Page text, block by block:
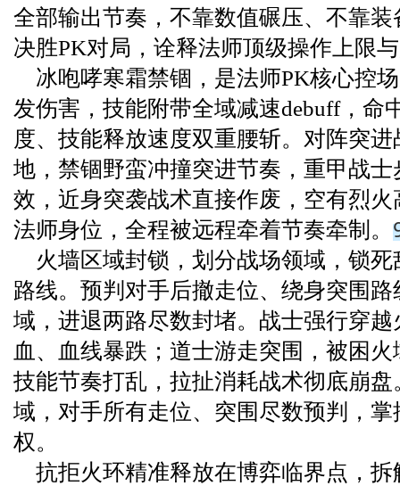
全部输出节奏，不靠数值碾压、不靠
决胜PK对局，诠释法师顶级操作上限
冰咆哮寒霜禁锢，是法师PK核心控
发伤害，技能附带全域减速debuff，命
度、技能释放速度双重腰斩。对阵突
地，禁锢野蛮冲撞突进节奏，重甲战
效，近身突袭战术直接作废，空有烈
法师身位，全程被远程牵着节奏牵制。
火墙区域封锁，划分战场领域，锁
路线。预判对手后撤走位、绕身突围
域，进退两路尽数封堵。战士强行穿
血、血线暴跌；道士游走突围，被困
技能节奏打乱，拉扯消耗战术彻底崩
域，对手所有走位、突围尽数预判，
权。
抗拒火环精准释放在博弈临界点，